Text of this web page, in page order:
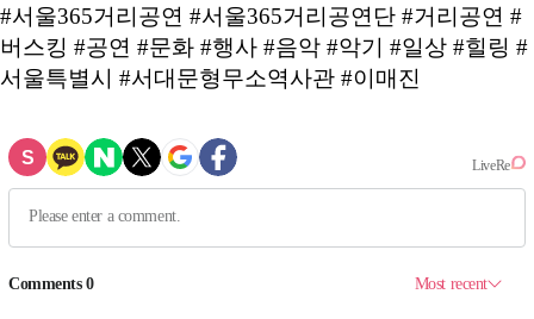
#서울365거리공연 #서울365거리공연단 #거리공연 #
버스킹 #공연 #문화 #행사 #음악 #악기 #일상 #힐링 #
서울특별시 #서대문형무소역사관 #이매진